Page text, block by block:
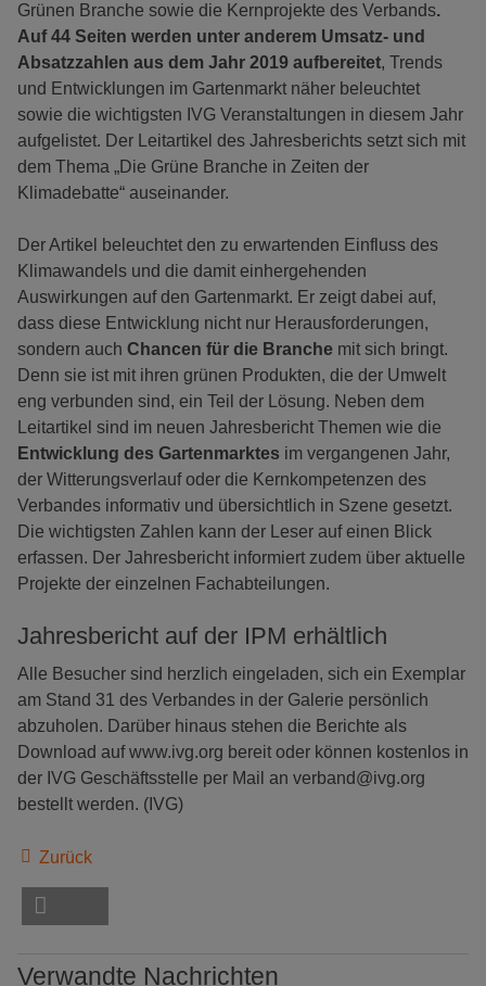
Grünen Branche sowie die Kernprojekte des Verbands.
Auf 44 Seiten werden unter anderem Umsatz- und
Absatzzahlen aus dem Jahr 2019 aufbereitet, Trends
und Entwicklungen im Gartenmarkt näher beleuchtet
sowie die wichtigsten IVG Veranstaltungen in diesem Jahr
aufgelistet. Der Leitartikel des Jahresberichts setzt sich mit
dem Thema „Die Grüne Branche in Zeiten der
Klimadebatte“ auseinander.
Der Artikel beleuchtet den zu erwartenden Einfluss des
Klimawandels und die damit einhergehenden
Auswirkungen auf den Gartenmarkt. Er zeigt dabei auf,
dass diese Entwicklung nicht nur Herausforderungen,
sondern auch Chancen für die Branche mit sich bringt.
Denn sie ist mit ihren grünen Produkten, die der Umwelt
eng verbunden sind, ein Teil der Lösung. Neben dem
Leitartikel sind im neuen Jahresbericht Themen wie die
Entwicklung des Gartenmarktes im vergangenen Jahr,
der Witterungsverlauf oder die Kernkompetenzen des
Verbandes informativ und übersichtlich in Szene gesetzt.
Die wichtigsten Zahlen kann der Leser auf einen Blick
erfassen. Der Jahresbericht informiert zudem über aktuelle
Projekte der einzelnen Fachabteilungen.
Jahresbericht auf der IPM erhältlich
Alle Besucher sind herzlich eingeladen, sich ein Exemplar
am Stand 31 des Verbandes in der Galerie persönlich
abzuholen. Darüber hinaus stehen die Berichte als
Download auf www.ivg.org bereit oder können kostenlos in
der IVG Geschäftsstelle per Mail an verband@ivg.org
bestellt werden. (IVG)
Zurück
Verwandte Nachrichten